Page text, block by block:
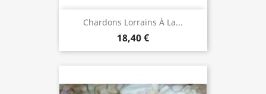
Chardons Lorrains À La...
18,40 €